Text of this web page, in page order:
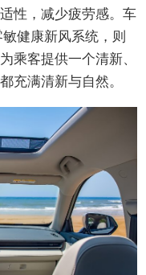
性，减少疲劳感。车
健康新风系统，则
乘客提供一个清新、
充满清新与自然。